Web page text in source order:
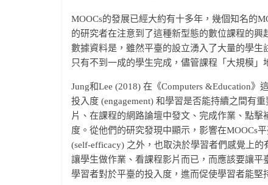
MOOCs的發展已經大約有十多年，幾個知名的
的研究者在注意到了這種新型態的數位課程的
數據資料是，雖然平臺的設立湧入了大量的學
只有不到一成的學生完成，儘管課程「大規模
Jung和Lee (2018) 在《Computers &Education
投入度 (engagement) 和學習是否能持續之間有
片、在課程的網路論壇中發文、完成作業、點
度。從他們的研究發現中顯示，影響在MOOCs
(self-efficacy) 之外，也取決於學習者們感覺上
讓學生做作業、看課程影片而已，而應該要讓
學習者對於平臺的投入度，進而促使學習者能堅